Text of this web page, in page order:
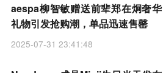
aespa柳智敏赠送前辈郑在炯奢华
礼物引发抢购潮，单品迅速售罄
2025-07-31 23:41:48